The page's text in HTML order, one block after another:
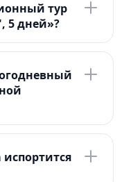
тур
5 дней»?
испортится